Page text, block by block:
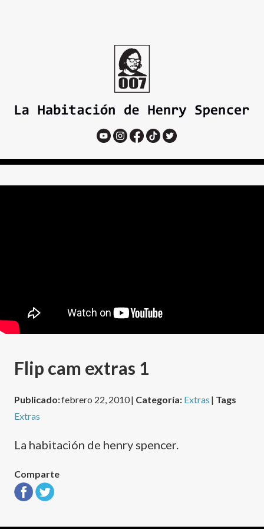
Flip cam extras 1
Publicado:febrero 22, 2010 | Categoría: Extras | Tags
Extras
La habitación de henry spencer.
Comparte